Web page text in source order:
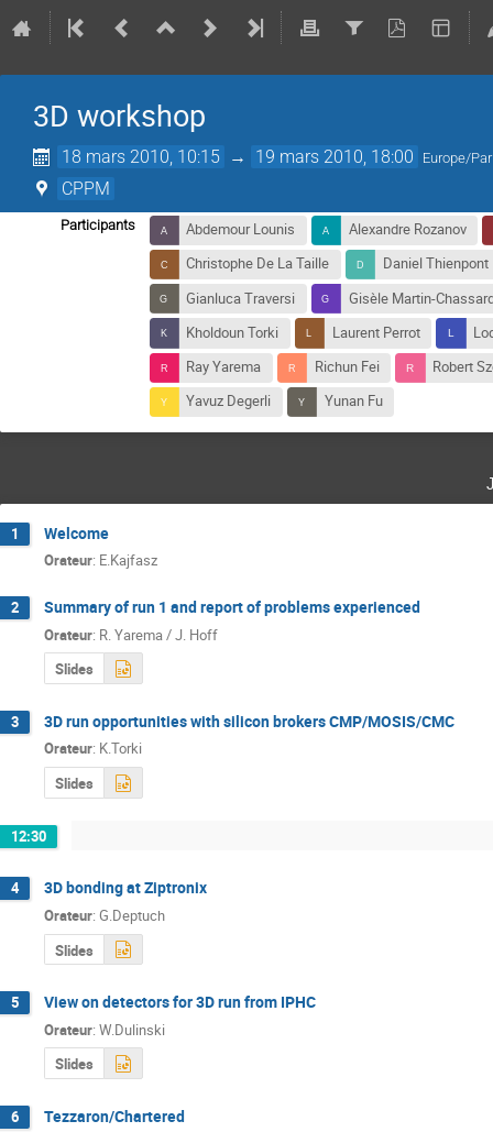
3D workshop
18 mars 2010, 10:15 → 19 mars 2010, 18:00 Europe/
CPPM
Participants Abdemour Lounis
Alexandre Rozanov
Christophe De La Taille
Daniel Thienpont
Gianluca Traversi
Gisèle Martin-
Kholdoun Torki
Laurent Perrot
Ray Yarema
Richun Fei
Robert
Yavuz Degerli
Yunan Fu
1 Welcome
Orateur: E.Kajfasz
2 Summary of run 1 and report of problems experienced
Orateur: R. Yarema / J. Hoff
Slides
3 3D run opportunities with silicon brokers CMP/MOSIS/CMC
Orateur: K.Torki
Slides
12:30
4 3D bonding at Ziptronix
Orateur: G.Deptuch
Slides
5 View on detectors for 3D run from IPHC
Orateur: W.Dulinski
Slides
6 Tezzaron/Chartered